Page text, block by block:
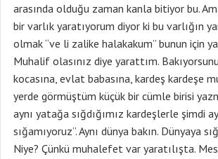
arasında olduğu zaman kanla bitiyor bu.
bir varlık yaratıyorum diyor ki bu varlığın
olmak “ve li zalike halakakum” bunun için
Muhalif olasınız diye yarattım.
kocasına, evlat babasına, kardeş kardeşe
yerde görmüştüm küçük bir cümle birisi
aynı yatağa sığdığımız kardeşlerle şimdi
sığamıyoruz”. Aynı dünya bakın. Dünyaya
Niye? Çünkü muhalefet var yaratılışta.